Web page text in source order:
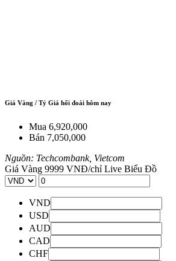
Giá Vàng / Tỷ Giá hối đoái hôm nay
Mua 6,920,000
Bán 7,050,000
Nguồn: Techcombank, Vietcom
Giá Vàng 9999 VNĐ/chỉ Live Biểu Đồ
VND
USD
AUD
CAD
CHF